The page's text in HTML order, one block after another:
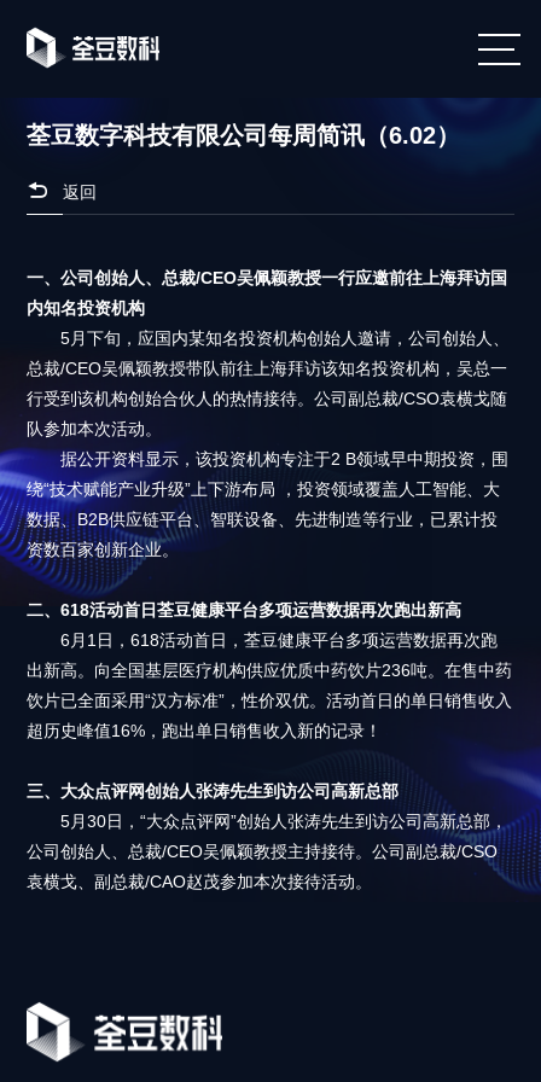
荃豆数字科技有限公司每周简讯（6.02）
 返回
一、公司创始人、总裁/CEO吴佩颖教授一行应邀前往上海拜访国
内知名投资机构
5月下旬，应国内某知名投资机构创始人邀请，公司创始人、
总裁/CEO吴佩颖教授带队前往上海拜访该知名投资机构，吴总一
行受到该机构创始合伙人的热情接待。公司副总裁/CSO袁横戈随
队参加本次活动。
据公开资料显示，该投资机构专注于2 B领域早中期投资，围
绕“技术赋能产业升级”上下游布局 ，投资领域覆盖人工智能、大
数据、B2B供应链平台、智联设备、先进制造等行业，已累计投
资数百家创新企业。
二、618活动首日荃豆健康平台多项运营数据再次跑出新高
6月1日，618活动首日，荃豆健康平台多项运营数据再次跑
出新高。向全国基层医疗机构供应优质中药饮片236吨。在售中药
饮片已全面采用“汉方标准”，性价双优。活动首日的单日销售收入
超历史峰值16%，跑出单日销售收入新的记录！
三、大众点评网创始人张涛先生到访公司高新总部
​5月30日，“大众点评网”创始人张涛先生到访公司高新总部，
公司创始人、总裁/CEO吴佩颖教授主持接待。公司副总裁/CSO
袁横戈、副总裁/CAO赵茂参加本次接待活动。